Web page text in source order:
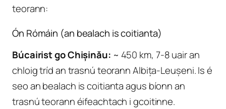
teorann:
Ón Rómáin (an bealach is coitianta)
Búcairist go Chișinău: ~ 450 km, 7-8 uair an
chloig tríd an trasnú teorann Albița-Leușeni. Is é
seo an bealach is coitianta agus bíonn an
trasnú teorann éifeachtach i gcoitinne.